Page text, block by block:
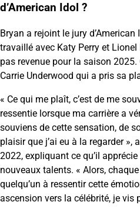
d’American Idol ?
Bryan a rejoint le jury
travaillé avec Katy Perry et Lionel
pas revenue pour la saison
Carrie Underwood qui a pris sa
« Ce qui me plaît, c’est de me
ressentie lorsque ma carrière a
souviens de cette sensation, de
plaisir que j’ai eu à la regarder »,
2022, expliquant ce qu’il
nouveaux talents. « Alors,
quelqu’un à ressentir cette
ascension vers la célébrité, je vis